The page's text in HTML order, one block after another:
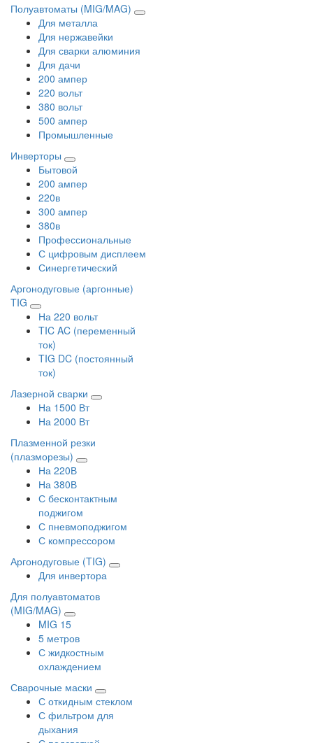
Полуавтоматы (MIG/MAG)
Для металла
Для нержавейки
Для сварки алюминия
Для дачи
200 ампер
220 вольт
380 вольт
500 ампер
Промышленные
Инверторы
Бытовой
200 ампер
220в
300 ампер
380в
Профессиональные
С цифровым дисплеем
Синергетический
Аргонодуговые (аргонные)
TIG
На 220 вольт
TIC AC (переменный
ток)
TIG DC (постоянный
ток)
Лазерной сварки
На 1500 Вт
На 2000 Вт
Плазменной резки
(плазморезы)
На 220В
На 380В
С бесконтактным
поджигом
С пневмоподжигом
С компрессором
Аргонодуговые (TIG)
Для инвертора
Для полуавтоматов
(MIG/MAG)
MIG 15
5 метров
С жидкостным
охлаждением
Сварочные маски
С откидным стеклом
С фильтром для
дыхания